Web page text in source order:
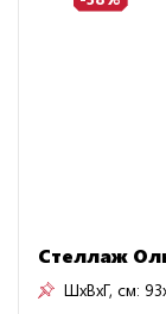
Стеллаж
ШxВxГ, см: